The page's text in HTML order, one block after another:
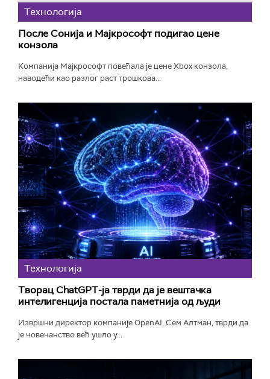
Технологијa
После Сонија и Мајкрософт подигао цене
конзола
Компанија Мајкрософт повећала је цене Xbox конзола,
наводећи као разлог раст трошкова...
Технологијa
Творац ChatGPT-ја тврди да је вештачка
интелигенција постала паметнија од људи
Извршни директор компаније OpenAI, Сем Алтман, тврди да
је човечанство већ ушло у...